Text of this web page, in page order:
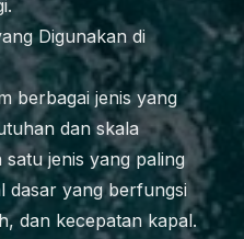
Digunakan di
berbagai jenis yang
dan skala
jenis yang paling
dasar yang berfungsi
dan kecepatan kapal.